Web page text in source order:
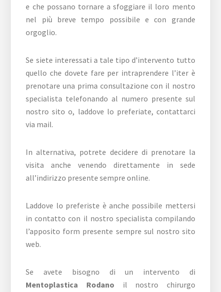
e che possano tornare a sfoggiare il loro mento
nel più breve tempo possibile e con grande
orgoglio.
Se siete interessati a tale tipo d’intervento tutto
quello che dovete fare per intraprendere l’iter è
prenotare una prima consultazione con il nostro
specialista telefonando al numero presente sul
nostro sito o, laddove lo preferiate, contattarci
via mail.
In alternativa, potrete decidere di prenotare la
visita anche venendo direttamente in sede
all’indirizzo presente sempre online.
Laddove lo preferiste è anche possibile mettersi
in contatto con il nostro specialista compilando
l’apposito form presente sempre sul nostro sito
web.
Se avete bisogno di un intervento di
Mentoplastica Rodano il nostro chirurgo